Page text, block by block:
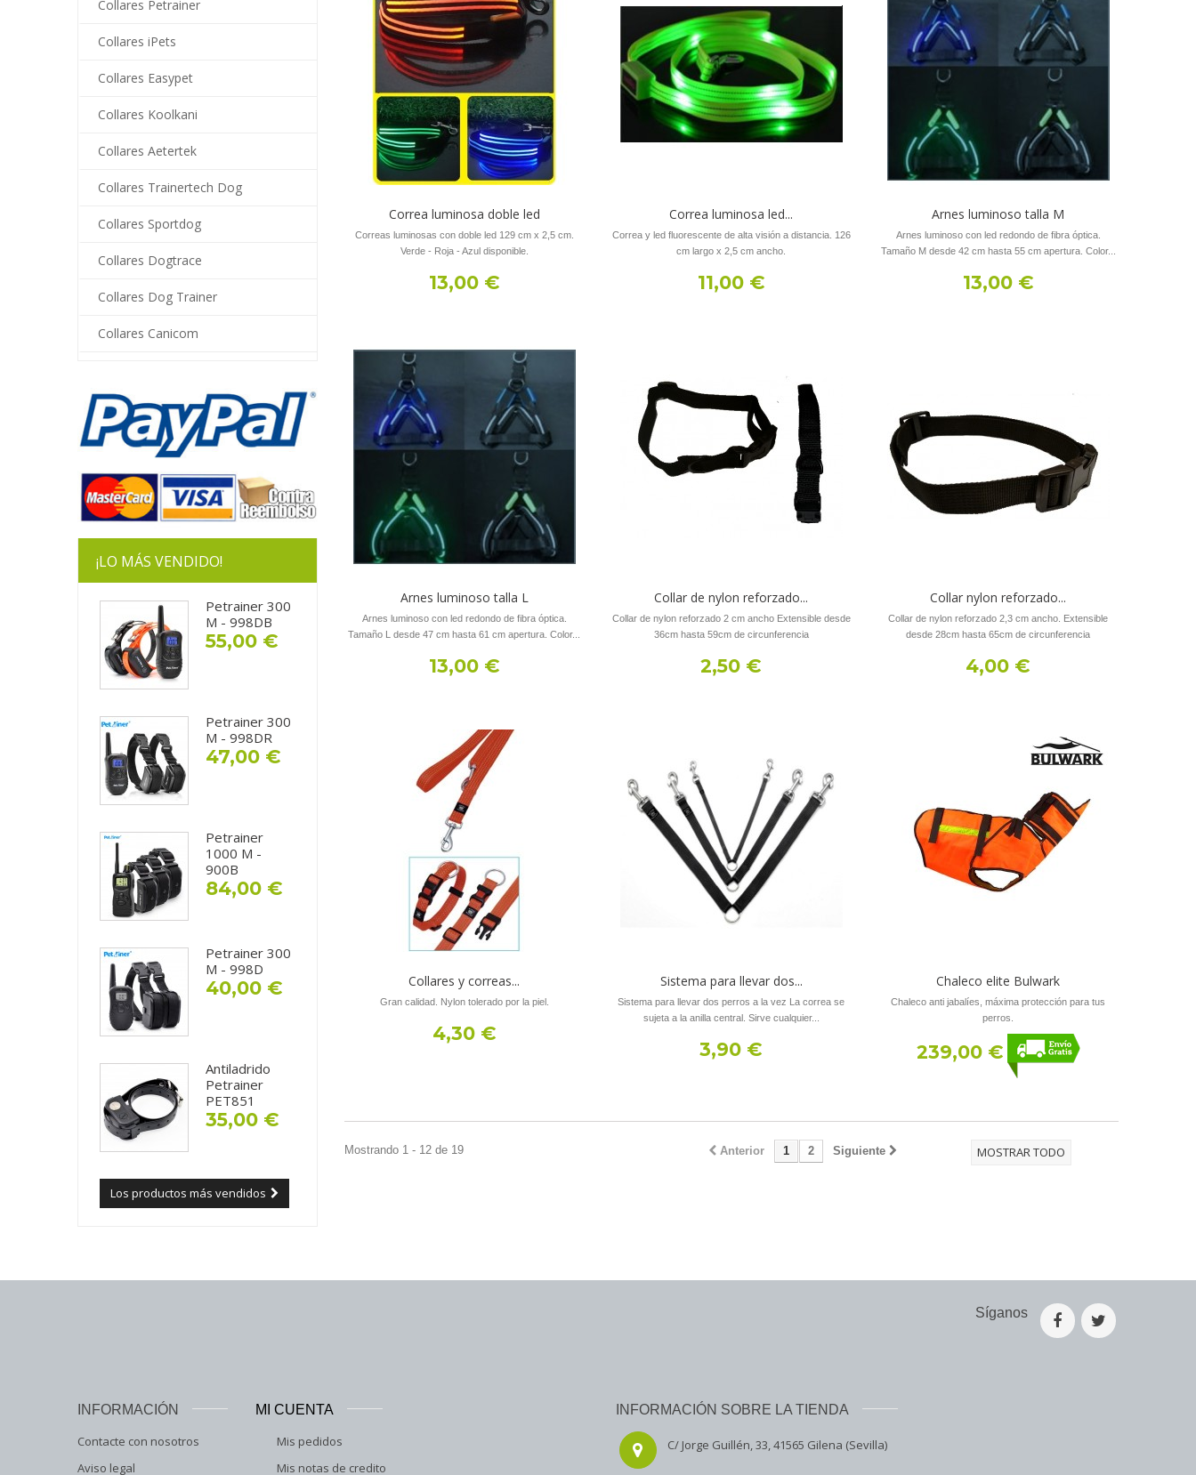
Collares Petrainer
Collares iPets
Collares Easypet
Collares Koolkani
Collares Aetertek
Collares Trainertech Dog
Collares Sportdog
Collares Dogtrace
Collares Dog Trainer
Collares Canicom
¡LO MÁS VENDIDO!
Petrainer 300
M - 998DB
55,00 €
Petrainer 300
M - 998DR
47,00 €
Petrainer
1000 M -
900B
84,00 €
Petrainer 300
M - 998D
40,00 €
Antiladrido
Petrainer
PET851
35,00 €
Los productos más vendidos
Correa luminosa doble led
Correas luminosas con doble led 129 cm x 2,5 cm.
Verde - Roja - Azul disponible.
13,00 €
Correa luminosa led...
Correa y led fluorescente de alta visión a distancia. 126
cm largo x 2,5 cm ancho.
11,00 €
Arnes luminoso talla M
Arnes luminoso con led redondo de fibra óptica.
Tamaño M desde 42 cm hasta 55 cm apertura. Color...
13,00 €
Arnes luminoso talla L
Arnes luminoso con led redondo de fibra óptica.
Tamaño L desde 47 cm hasta 61 cm apertura. Color...
13,00 €
Collar de nylon reforzado...
Collar de nylon reforzado 2 cm ancho Extensible desde
36cm hasta 59cm de circunferencia
2,50 €
Collar nylon reforzado...
Collar de nylon reforzado 2,3 cm ancho. Extensible
desde 28cm hasta 65cm de circunferencia
4,00 €
Collares y correas...
Gran calidad. Nylon tolerado por la piel.
4,30 €
Sistema para llevar dos...
Sistema para llevar dos perros a la vez La correa se
sujeta a la anilla central. Sirve cualquier...
3,90 €
Chaleco elite Bulwark
Chaleco anti jabalíes, máxima protección para tus
perros.
239,00 €
MOSTRAR TODO
Anterior 1 2 Siguiente
Mostrando 1 - 12 de 19
Síganos
INFORMACIÓN
Contacte con nosotros
Aviso legal
MI CUENTA
Mis pedidos
Mis notas de credito
INFORMACIÓN SOBRE LA TIENDA
C/ Jorge Guillén, 33, 41565 Gilena (Sevilla)